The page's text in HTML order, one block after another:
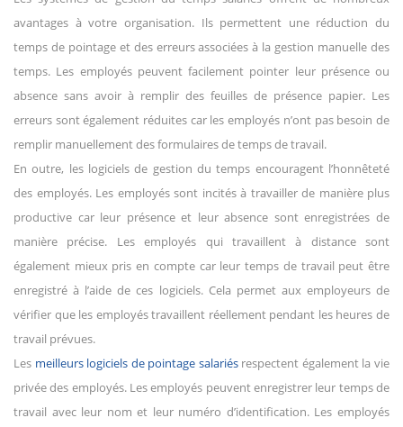
avantages à votre organisation. Ils permettent une réduction du
temps de pointage et des erreurs associées à la gestion manuelle des
temps. Les employés peuvent facilement pointer leur présence ou
absence sans avoir à remplir des feuilles de présence papier. Les
erreurs sont également réduites car les employés n’ont pas besoin de
remplir manuellement des formulaires de temps de travail.
En outre, les logiciels de gestion du temps encouragent l’honnêteté
des employés. Les employés sont incités à travailler de manière plus
productive car leur présence et leur absence sont enregistrées de
manière précise. Les employés qui travaillent à distance sont
également mieux pris en compte car leur temps de travail peut être
enregistré à l’aide de ces logiciels. Cela permet aux employeurs de
vérifier que les employés travaillent réellement pendant les heures de
travail prévues.
Les meilleurs logiciels de pointage salariésrespectent également la vie
privée des employés. Les employés peuvent enregistrer leur temps de
travail avec leur nom et leur numéro d’identification. Les employés